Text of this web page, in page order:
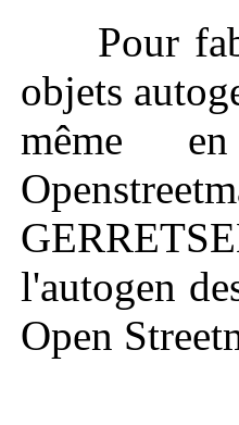
Pour
objets
même
l'autogen
Open